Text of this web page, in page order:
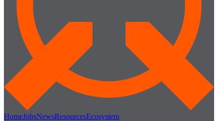
HomeJobsNewsResourcesEcosystem